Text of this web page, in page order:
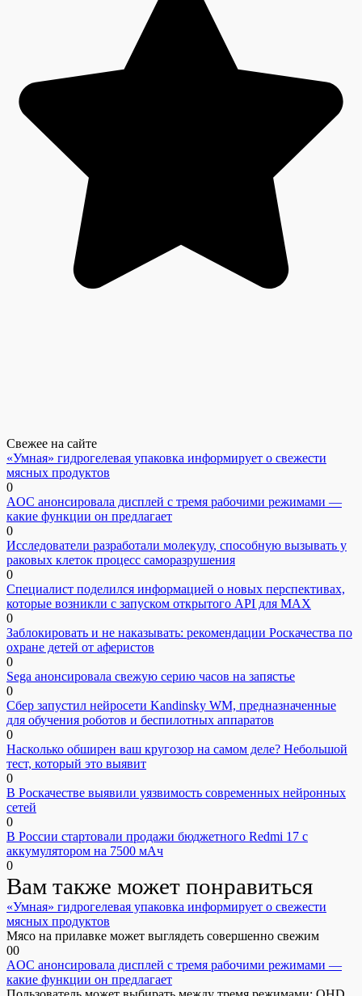
Свежее на сайте
«Умная» гидрогелевая упаковка информирует о свежести
мясных продуктов
0
AOC анонсировала дисплей с тремя рабочими режимами —
какие функции он предлагает
0
Исследователи разработали молекулу, способную вызывать у
раковых клеток процесс саморазрушения
0
Специалист поделился информацией о новых перспективах,
которые возникли с запуском открытого API для МАХ
0
Заблокировать и не наказывать: рекомендации Роскачества по
охране детей от аферистов
0
Sega анонсировала свежую серию часов на запястье
0
Сбер запустил нейросети Kandinsky WM, предназначенные
для обучения роботов и беспилотных аппаратов
0
Насколько обширен ваш кругозор на самом деле? Небольшой
тест, который это выявит
0
В Роскачестве выявили уязвимость современных нейронных
сетей
0
В России стартовали продажи бюджетного Redmi 17 с
аккумулятором на 7500 мАч
0
Вам также может понравиться
«Умная» гидрогелевая упаковка информирует о свежести
мясных продуктов
Мясо на прилавке может выглядеть совершенно свежим
00
AOC анонсировала дисплей с тремя рабочими режимами —
какие функции он предлагает